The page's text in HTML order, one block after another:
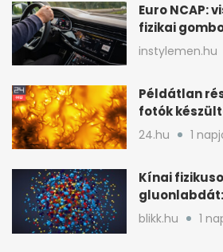
Euro NCAP:
fizikai
kevesebb
instylemen.hu
Példátlan
fotók
rejtély is
24.hu 1
Kínai
standard
blikk.hu 1